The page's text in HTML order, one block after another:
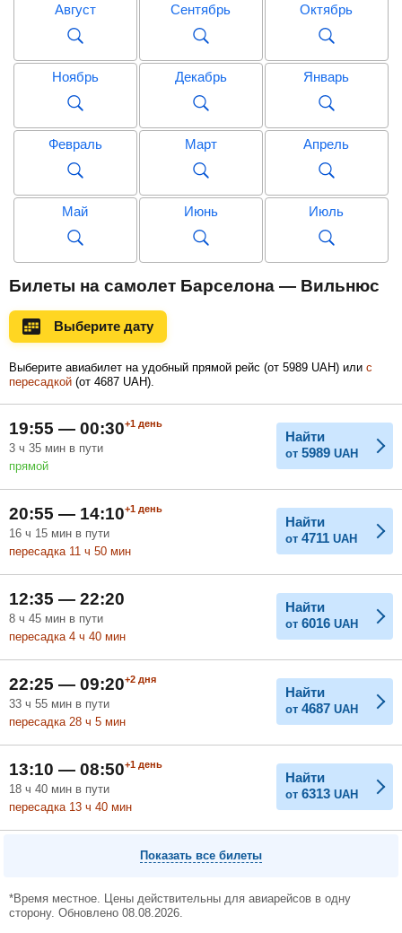
Август Сентябрь Октябрь
Ноябрь Декабрь Январь
Февраль Март Апрель
Май Июнь Июль
Сентябрь Октябрь
Ноябрь
Билеты на самолет Барселона — Вильнюс
Выберите дату
Выберите авиабилет на удобный прямой рейс (от 5989 UAH) или с
пересадкой (от 4687 UAH).
19:55 — 00:30+1 день
3 ч 35 мин в пути
прямой
Найти
от 5989 UAH
20:55 — 14:10+1 день
16 ч 15 мин в пути
пересадка 11 ч 50 мин
Найти
от 4711 UAH
12:35 — 22:20
8 ч 45 мин в пути
пересадка 4 ч 40 мин
Найти
от 6016 UAH
22:25 — 09:20+2 дня
33 ч 55 мин в пути
пересадка 28 ч 5 мин
Найти
от 4687 UAH
13:10 — 08:50+1 день
18 ч 40 мин в пути
пересадка 13 ч 40 мин
Найти
от 6313 UAH
Показать все билеты
*Время местное. Цены действительны для авиарейсов в одну
сторону. Обновлено 08.08.2026.